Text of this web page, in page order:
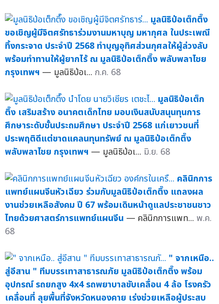
มูลนิธิป่อเต็กตึ๊ง
ขอเชิญผู้มีจิตศรัทธาร่วมงานมหาบุญ มหากุศล ในประเพณี
ทิ้งกระจาด ประจำปี 2568 ทำบุญอุทิศส่วนกุศลให้ผู้ล่วงลับ
พร้อมทำทานให้ผู้ยากไร้ ณ มูลนิธิป่อเต็กตึ๊ง พลับพลาไชย
กรุงเทพฯ — มูลนิธิป่อเ... ก.ค. 68
มูลนิธิป่อเต็ก
ตึ๊ง เสริมสร้าง อนาคตเด็กไทย มอบเงินสนับสนุนทุนการ
ศึกษาระดับชั้นประถมศึกษา ประจำปี 2568 แก่เยาวชนที่
ประพฤติดีแต่ขาดแคลนทุนทรัพย์ ณ มูลนิธิป่อเต็กตึ๊ง
พลับพลาไชย กรุงเทพฯ — มูลนิธิป่อเ... มิ.ย. 68
คลินิกการ
แพทย์แผนจีนหัวเฉียว ร่วมกับมูลนิธิป่อเต็กตึ๊ง แถลงผล
งานช่วยเหลือสังคม ปี 67 พร้อมเดินหน้าดูแลประชาชนชาว
ไทยด้วยศาสตร์การแพทย์แผนจีน — คลินิกการแพท... พ.ค.
68
" จากเหนือ..
สู่อีสาน " ทีมบรรเทาสาธารณภัย มูลนิธิป่อเต็กตึ๊ง พร้อม
อุปกรณ์ รถยกสูง 4x4 รถพยาบาลขับเคลื่อน 4 ล้อ โรงครัว
เคลื่อนที่ ลุยพื้นที่จังหวัดหนองคาย เร่งช่วยเหลือผู้ประสบ